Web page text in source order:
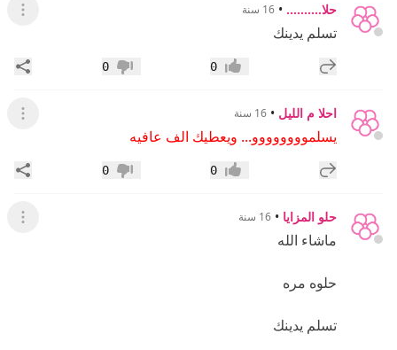
حلا.......... • 16 سنة عرض
تسلم يدينك
إضافة رد جديد إعجاب0 عدم إعجاب
0
احلا م الليل • 16 سنة عرض
يسلموووووووو... ويعطيك الف عافيه
إضافة رد جديد إعجاب0 عدم إعجاب
0
حلو المزايا • 16 سنة عرض
ماشاء الله
حلوه مره
تسلم يدينك